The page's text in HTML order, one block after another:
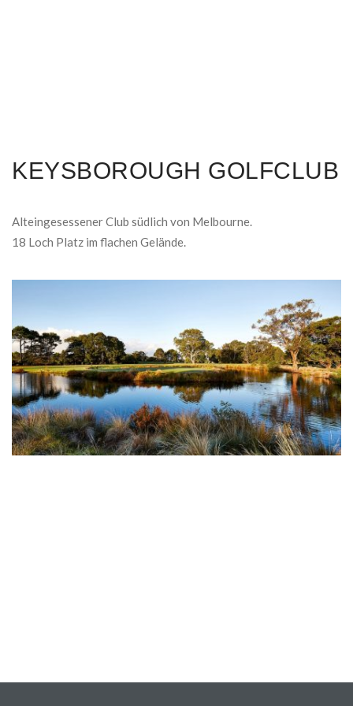
KEYSBOROUGH GOLFCLUB
Alteingesessener Club südlich von Melbourne.
18 Loch Platz im flachen Gelände.